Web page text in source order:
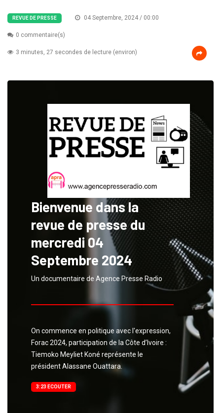
REVUE DE PRESSE 04 Septembre, 2024 / 00:00
0 commentaire(s)
3 minutes, 27 secondes de lecture (environ)
Bienvenue dans la
revue de presse du
mercredi 04
Septembre 2024
Un documentaire de Agence Presse Radio
On commence en politique avec l'expression,
Forac 2024, participation de la Côte d’Ivoire :
Tiemoko Meyliet Koné représente le
président Alassane Ouattara.
3:23 ECOUTER